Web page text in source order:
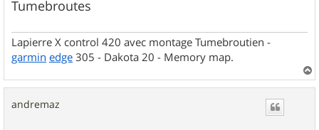
Tumebroutes
Lapierre X control 420 avec montage Tumebroutien -
garmin edge 305 - Dakota 20 - Memory map.
a
andremaz